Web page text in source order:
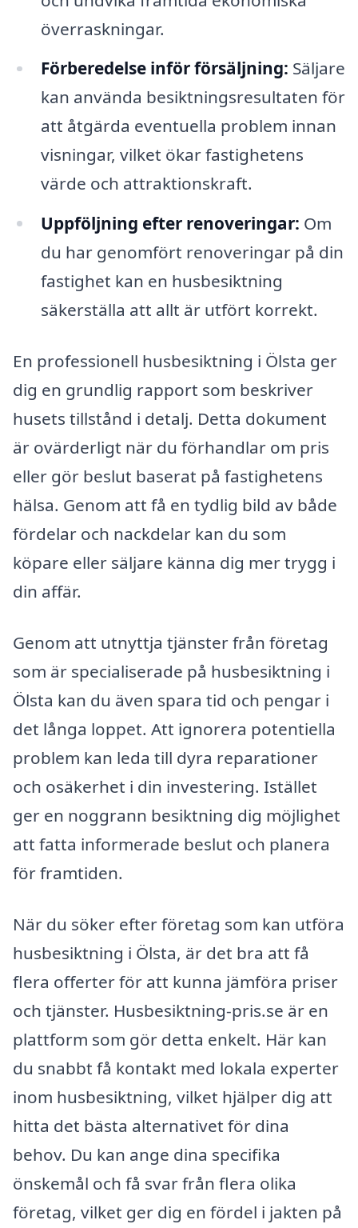
överraskningar.
Förberedelse inför försäljning: Säljare
kan använda besiktningsresultaten för
att åtgärda eventuella problem innan
visningar, vilket ökar fastighetens
värde och attraktionskraft.
Uppföljning efter renoveringar: Om
du har genomfört renoveringar på din
fastighet kan en husbesiktning
säkerställa att allt är utfört korrekt.
En professionell husbesiktning i Ölsta ger
dig en grundlig rapport som beskriver
husets tillstånd i detalj. Detta dokument
är ovärderligt när du förhandlar om pris
eller gör beslut baserat på fastighetens
hälsa. Genom att få en tydlig bild av både
fördelar och nackdelar kan du som
köpare eller säljare känna dig mer trygg i
din affär.
Genom att utnyttja tjänster från företag
som är specialiserade på husbesiktning i
Ölsta kan du även spara tid och pengar i
det långa loppet. Att ignorera potentiella
problem kan leda till dyra reparationer
och osäkerhet i din investering. Istället
ger en noggrann besiktning dig möjlighet
att fatta informerade beslut och planera
för framtiden.
När du söker efter företag som kan utföra
husbesiktning i Ölsta, är det bra att få
flera offerter för att kunna jämföra priser
och tjänster. Husbesiktning-pris.se är en
plattform som gör detta enkelt. Här kan
du snabbt få kontakt med lokala experter
inom husbesiktning, vilket hjälper dig att
hitta det bästa alternativet för dina
behov. Du kan ange dina specifika
önskemål och få svar från flera olika
företag, vilket ger dig en fördel i jakten på